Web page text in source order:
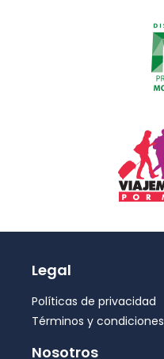
Legal
Políticas de privacidad
Términos y condiciones
Nosotros